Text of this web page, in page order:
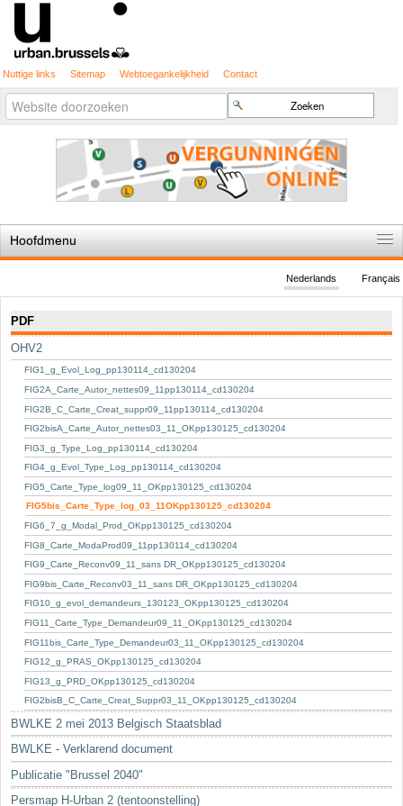
Nuttige links Sitemap Webtoegankelijkheid Contact
Zoek
Geavanceerd
zoeken...
Hoofdmenu
De spelregels
Stedenbouwkundige vergunning
Cartografie
Studies en publicaties
Sleutelwoorden
Stedenbouwkundige inlichtingen
Français
Nederlands
PDF
OHV2
FIG1_g_Evol_Log_pp130114_cd130204
FIG2A_Carte_Autor_nettes09_11pp130114_cd130204
FIG2B_C_Carte_Creat_suppr09_11pp130114_cd130204
FIG2bisA_Carte_Autor_nettes03_11_OKpp130125_cd130204
FIG3_g_Type_Log_pp130114_cd130204
FIG4_g_Evol_Type_Log_pp130114_cd130204
FIG5_Carte_Type_log09_11_OKpp130125_cd130204
FIG5bis_Carte_Type_log_03_11OKpp130125_cd130204
FIG6_7_g_Modal_Prod_OKpp130125_cd130204
FIG8_Carte_ModaProd09_11pp130114_cd130204
FIG9_Carte_Reconv09_11_sans DR_OKpp130125_cd130204
FIG9bis_Carte_Reconv03_11_sans DR_OKpp130125_cd130204
FIG10_g_evol_demandeurs_130123_OKpp130125_cd130204
FIG11_Carte_Type_Demandeur09_11_OKpp130125_cd130204
FIG11bis_Carte_Type_Demandeur03_11_OKpp130125_cd130204
FIG12_g_PRAS_OKpp130125_cd130204
FIG13_g_PRD_OKpp130125_cd130204
FIG2bisB_C_Carte_Creat_Suppr03_11_OKpp130125_cd130204
BWLKE 2 mei 2013 Belgisch Staatsblad
BWLKE - Verklarend document
Publicatie "Brussel 2040"
Persmap H-Urban 2 (tentoonstelling)